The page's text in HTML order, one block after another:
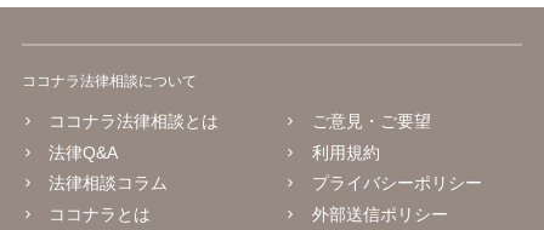
ココナラ法律相談について
ココナラ法律相談とは
法律Q&A
法律相談コラム
ココナラとは
ご意見・ご要望
利用規約
プライバシーポリシー
外部送信ポリシー